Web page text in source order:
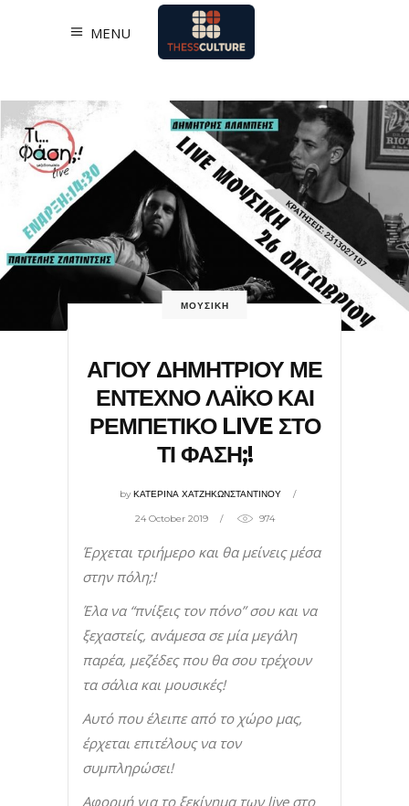
MENU
ΜΟΥΣΙΚΗ
ΑΓΙΟΥ ΔΗΜΗΤΡΙΟΥ ΜΕ
ΕΝΤΕΧΝΟ ΛΑΪΚΟ ΚΑΙ
ΡΕΜΠΕΤΙΚΟ LIVE ΣΤΟ
ΤΙ ΦΑΣΗ;!
byΚΑΤΕΡΙΝΑ ΧΑΤΖΗΚΩΝΣΤΑΝΤΙΝΟΥ
24 October 2019 974
Έρχεται τριήμερο και θα μείνεις μέσα
στην πόλη;!
Έλα να “πνίξεις τον πόνο” σου και να
ξεχαστείς, ανάμεσα σε μία μεγάλη
παρέα, μεζέδες που θα σου τρέχουν
τα σάλια και μουσικές!
Αυτό που έλειπε από το χώρο μας,
έρχεται επιτέλους να τον
συμπληρώσει!
Αφορμή για το ξεκίνημα των live στο